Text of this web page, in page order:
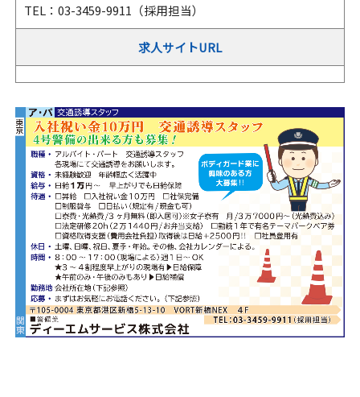
TEL：03-3459-9911（採用担当）
求人サイトURL